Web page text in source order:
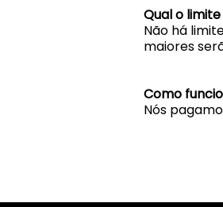
Qual o
Não há
maiores
Como
Nós